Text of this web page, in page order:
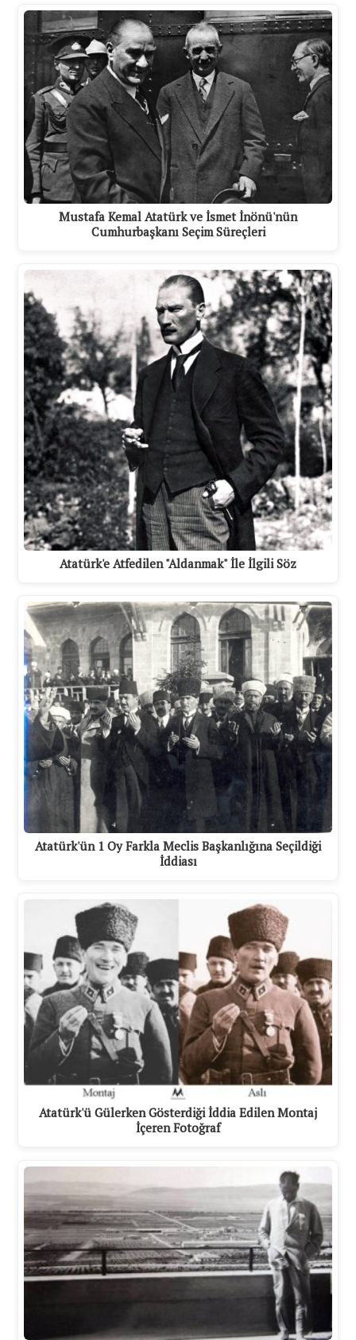
Mustafa Kemal Atatürk ve İsmet İnönü'nün
Cumhurbaşkanı Seçim Süreçleri
Atatürk'e Atfedilen "Aldanmak" İle İlgili Söz
Atatürk'ün 1 Oy Farkla Meclis Başkanlığına Seçildiği
İddiası
Atatürk'ü Gülerken Gösterdiği İddia Edilen Montaj
İçeren Fotoğraf